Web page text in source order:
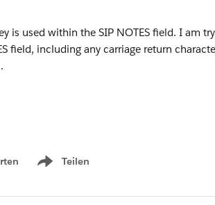
is used within the SIP NOTES field. I am
field, including any carriage return
Teilen
Show menu